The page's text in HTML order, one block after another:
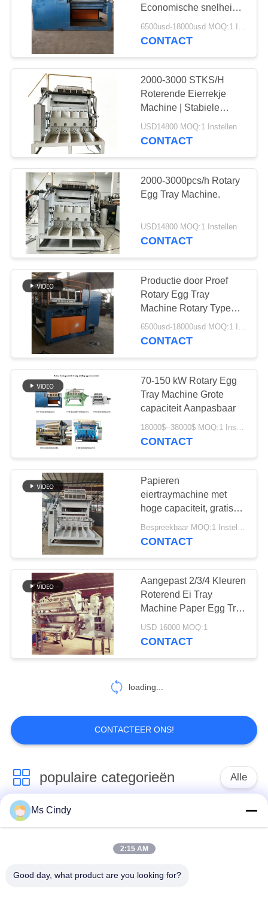
VRAAG
EEN
OFFERTE
AAN
SITEMAP
PRIVACYBELEID
Economische snelheid
6s/tijd
Afvalpapierverbruik
CONTACT
2000-3000 STKS/H
Roterende Eierrekje
Machine | Stabiele
apparatuur met
gemiddelde capaciteit
USD14800 MOQ:1 Instellen
CONTACT
2000-3000pcs/h Rotary
Egg Tray Machine.
USD14800 MOQ:1 Instellen
CONTACT
Productie door Proef
Rotary Egg Tray
Machine Rotary Type
Recycled Paper
6500usd-18000usd MOQ:1 Instellen
CONTACT
70-150 kW Rotary Egg
Tray Machine Grote
capaciteit Aanpasbaar
CONTACT
Papieren
eiertraymachine met
hoge capaciteit, gratis
installatiemodel
aangeboden
Bespreekbaar MOQ:1 Instellen
CONTACT
Aangepast 2/3/4 Kleuren
Roterend Ei Tray
Machine Paper Egg Tray
die tot Machine 30
maken Gatenei Tray
USD 16000 MOQ:1
CONTACT
loading...
CONTACTEER ONS!
populaire categorieën Alle
Document Ei Tray
Making Machine
eiertrays
Machine
machine maken
Ms Cindy
2:15 AM
Good day, what product are you looking for?